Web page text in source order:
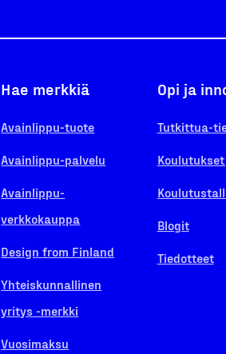
Hae merkkiä
Avainlippu-tuote
Avainlippu-palvelu
Avainlippu-
verkkokauppa
Design from Finland
Yhteiskunnallinen
yritys -merkki
Vuosimaksu
Opi ja
Tutkittua-
Blogit
Tiedotteet